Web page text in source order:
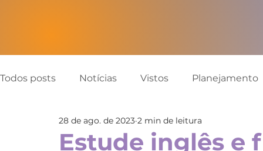
Todos posts Notícias Vistos Planejamento
Canadá Austrália Inglaterra
Estude inglês e
28 de ago. de 2023 2 min de leitura